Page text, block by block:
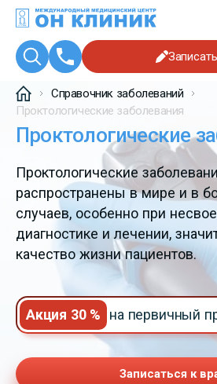
Справочник заболеваний
Проктологические заболевания
Проктологические
Проктологические
распространены в мире и в
случаев, особенно при
диагностике и лечении,
качество жизни пациентов.
Акция 30 % на первичный
Записаться к